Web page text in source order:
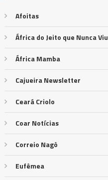
Afoitas
África do Jeito que Nunca Viu
África Mamba
Cajueira Newsletter
Ceará Criolo
Coar Notícias
Correio Nagô
Eufêmea